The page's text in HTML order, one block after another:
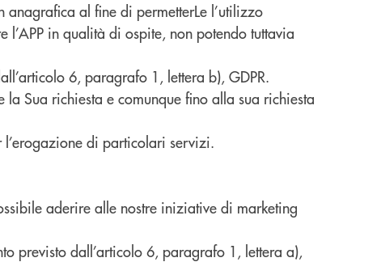
al fine di permetterLe l’utilizzo
l’APP in qualità di ospite, non potendo tuttavia
6, paragrafo 1, lettera b), GDPR.
Sua richiesta e comunque fino alla sua richiesta
l’erogazione di particolari servizi.
aderire alle nostre iniziative di marketing
previsto dall’articolo 6, paragrafo 1, lettera a),